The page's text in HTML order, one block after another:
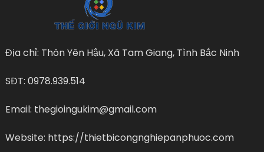
Địa chỉ: Thôn Yên Hậu, Xã Tam Giang, Tình Bắc Ninh
SĐT: 0978.939.514
Email: thegioingukim@gmail.com
Website: https://thietbicongnghiepanphuoc.com